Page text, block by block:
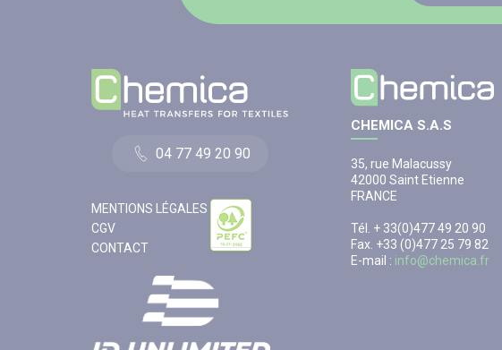
04 77 49 20 90
MENTIONS LÉGALES
CGV
CONTACT
CHEMICA S.A.S
35, rue Malacussy
42000 Saint Etienne
FRANCE
Tél. + 33(0)477 49 20 90
Fax. +33 (0)477 25 79 82
E-mail : info@chemica.fr